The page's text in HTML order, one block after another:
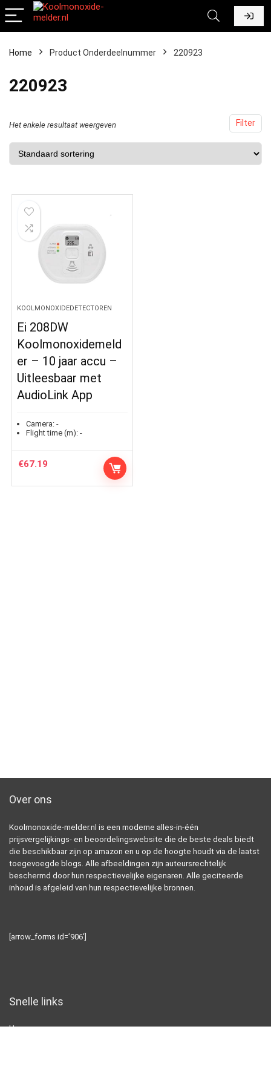
Home Product Onderdeelnummer ‎220923
‎220923
Filter
Het enkele resultaat weergeven
KOOLMONOXIDEDETECTOREN
Ei 208DW
Koolmonoxidemeld
er – 10 jaar accu –
Uitleesbaar met
AudioLink App
Camera: -
Flight time (m): -
€67.19
Over ons
Koolmonoxide-melder.nl is een moderne alles-in-één
prijsvergelijkings- en beoordelingswebsite die de beste deals biedt
die beschikbaar zijn op amazon en u op de hoogte houdt via de laatst
toegevoegde blogs. Alle afbeeldingen zijn auteursrechtelijk
beschermd door hun respectievelijke eigenaren. Alle geciteerde
inhoud is afgeleid van hun respectievelijke bronnen.
[arrow_forms id=’906′]
Snelle links
Home